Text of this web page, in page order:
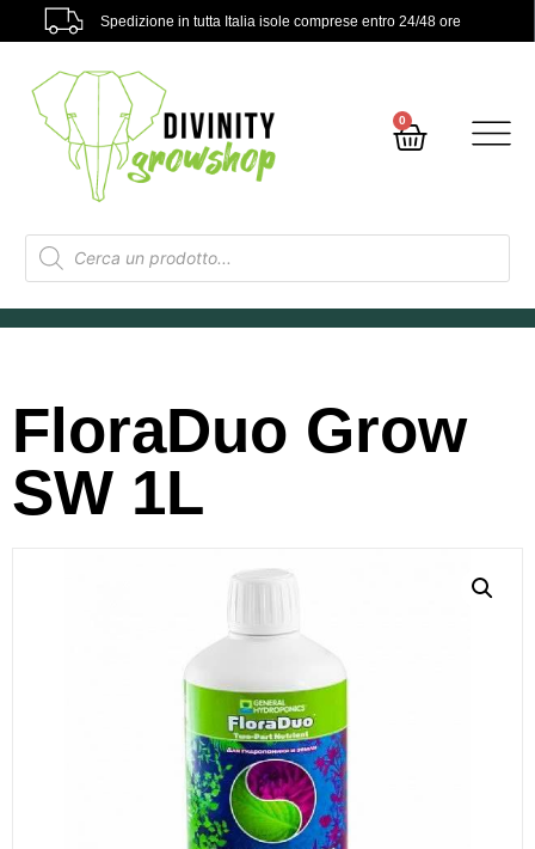
Spedizione in tutta Italia isole comprese entro 24/48 ore
0
FloraDuo Grow
SW 1L